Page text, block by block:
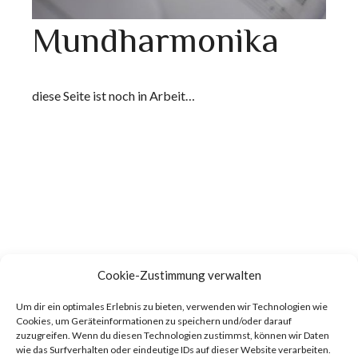
Cookie-Zustimmung verwalten
Um dir ein optimales Erlebnis zu bieten, verwenden wir Technologien wie
Cookies, um Geräteinformationen zu speichern und/oder darauf
zuzugreifen. Wenn du diesen Technologien zustimmst, können wir Daten
wie das Surfverhalten oder eindeutige IDs auf dieser Website verarbeiten.
Mundharmonika
diese Seite ist noch in Arbeit…